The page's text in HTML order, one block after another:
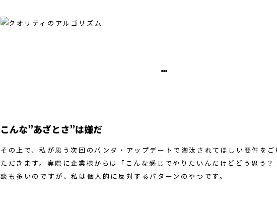
こんな”あざとさ”は嫌だ
その上で、私が思う次回のパンダ・アップデートで淘汰されてほしい要件を
ただきます。実際に企業様からは「こんな感じでやりたいんだけどどう思う
談も多いのですが、私は個人的に反対するパターンのやつです。